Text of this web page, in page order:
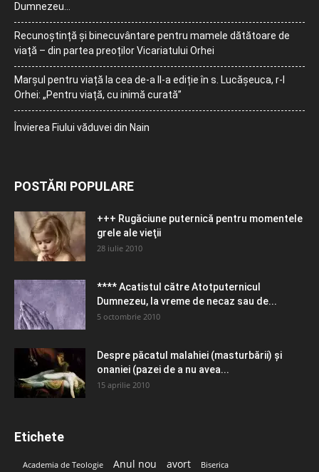
Dumnezeu…
Recunoștință și binecuvântare pentru mamele dătătoare de
viață – din partea preoților Vicariatului Orhei
Marșul pentru viață la cea de-a II-a ediție în s. Lucășeuca, r-l
Orhei: „Pentru viață, cu inimă curată”
Învierea Fiului văduvei din Nain
POSTĂRI POPULARE
+++ Rugăciune puternică pentru momentele
grele ale vieţii
28 iulie 2010
**** Acatistul către Atotputernicul
Dumnezeu, la vreme de necaz sau de...
5 octombrie 2010
Despre păcatul malahiei (masturbării) şi
onaniei (pazei de a nu avea...
15 aprilie 2010
Etichete
Academia de Teologie Anul nou avort Biserica